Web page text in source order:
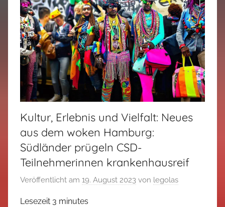
Kultur, Erlebnis und Vielfalt: Neues
aus dem woken Hamburg:
Südländer prügeln CSD-
Teilnehmerinnen krankenhausreif
Veröffentlicht am 19. August 2023 von legolas
Lesezeit 3 minutes